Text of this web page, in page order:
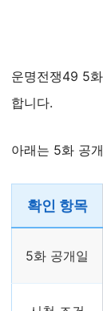
운명전쟁49 5
합니다.
아래는 5화 공
확인 항목
5화 공개일